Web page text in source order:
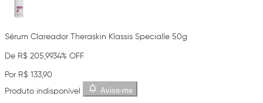
Sérum Clareador Theraskin Klassis Specialle 50g
De R$ 205,9934% OFF
Por R$ 133,90
Produto indisponível
Avise-me